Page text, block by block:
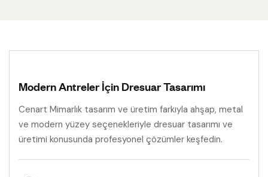
Modern Antreler İçin Dresuar Tasarımı
Cenart Mimarlık tasarım ve üretim farkıyla ahşap, metal
ve modern yüzey seçenekleriyle dresuar tasarımı ve
üretimi konusunda profesyonel çözümler keşfedin.